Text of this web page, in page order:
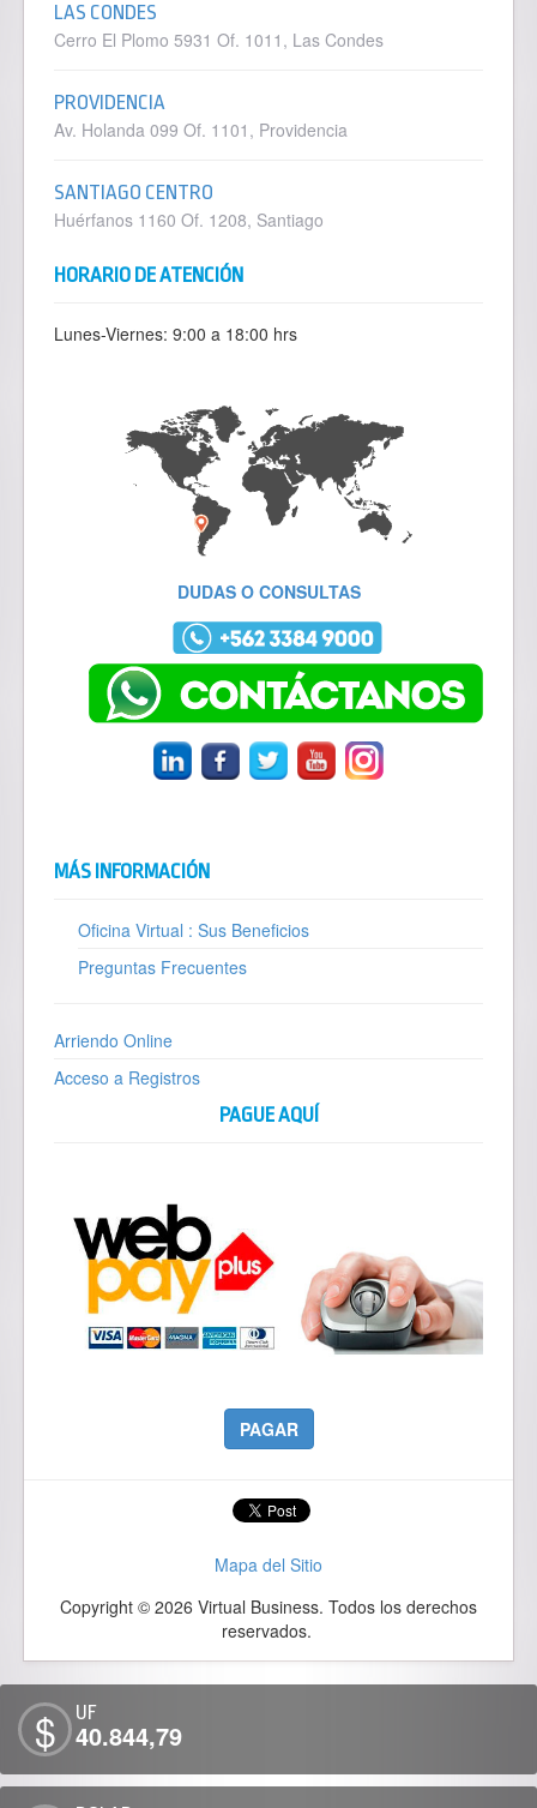
LAS CONDES
Cerro El Plomo 5931 Of. 1011, Las Condes
PROVIDENCIA
Av. Holanda 099 Of. 1101, Providencia
SANTIAGO CENTRO
Huérfanos 1160 Of. 1208, Santiago
HORARIO DE ATENCIÓN
Lunes-Viernes: 9:00 a 18:00 hrs
DUDAS O CONSULTAS
MÁS INFORMACIÓN
Oficina Virtual : Sus Beneficios
Preguntas Frecuentes
Arriendo Online
Acceso a Registros
PAGUE AQUÍ
PAGAR
Mapa del Sitio
Copyright © 2026 Virtual Business. Todos los derechos
reservados.
$ UF
40.844,79